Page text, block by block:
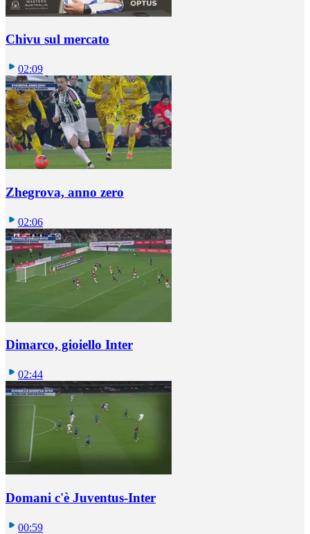
Chivu sul mercato
02:09
Zhegrova, anno zero
02:06
Dimarco, gioiello Inter
02:44
Domani c'è Juventus-Inter
00:59